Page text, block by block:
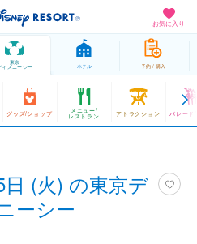
お気に入り
東京
ィズニーシー ホテル 予約 / 購入
グッズ/ショップ メニュー/
レストラン アトラクション パレード
(火) の東京デ
ーシー